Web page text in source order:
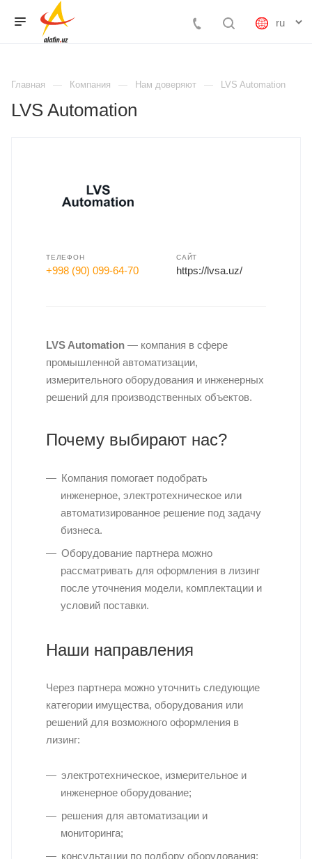
Главная Компания Нам доверяют LVS Automation
LVS Automation
ТЕЛЕФОН
+998 (90) 099-64-70
САЙТ
https://lvsa.uz/
LVS Automation — компания в сфере
промышленной автоматизации,
измерительного оборудования и инженерных
решений для производственных объектов.
Почему выбирают нас?
Компания помогает подобрать
инженерное, электротехническое или
автоматизированное решение под задачу
бизнеса.
Оборудование партнера можно
рассматривать для оформления в лизинг
после уточнения модели, комплектации и
условий поставки.
Наши направления
Через партнера можно уточнить следующие
категории имущества, оборудования или
решений для возможного оформления в
лизинг:
электротехническое, измерительное и
инженерное оборудование;
решения для автоматизации и
мониторинга;
консультации по подбору оборудования;